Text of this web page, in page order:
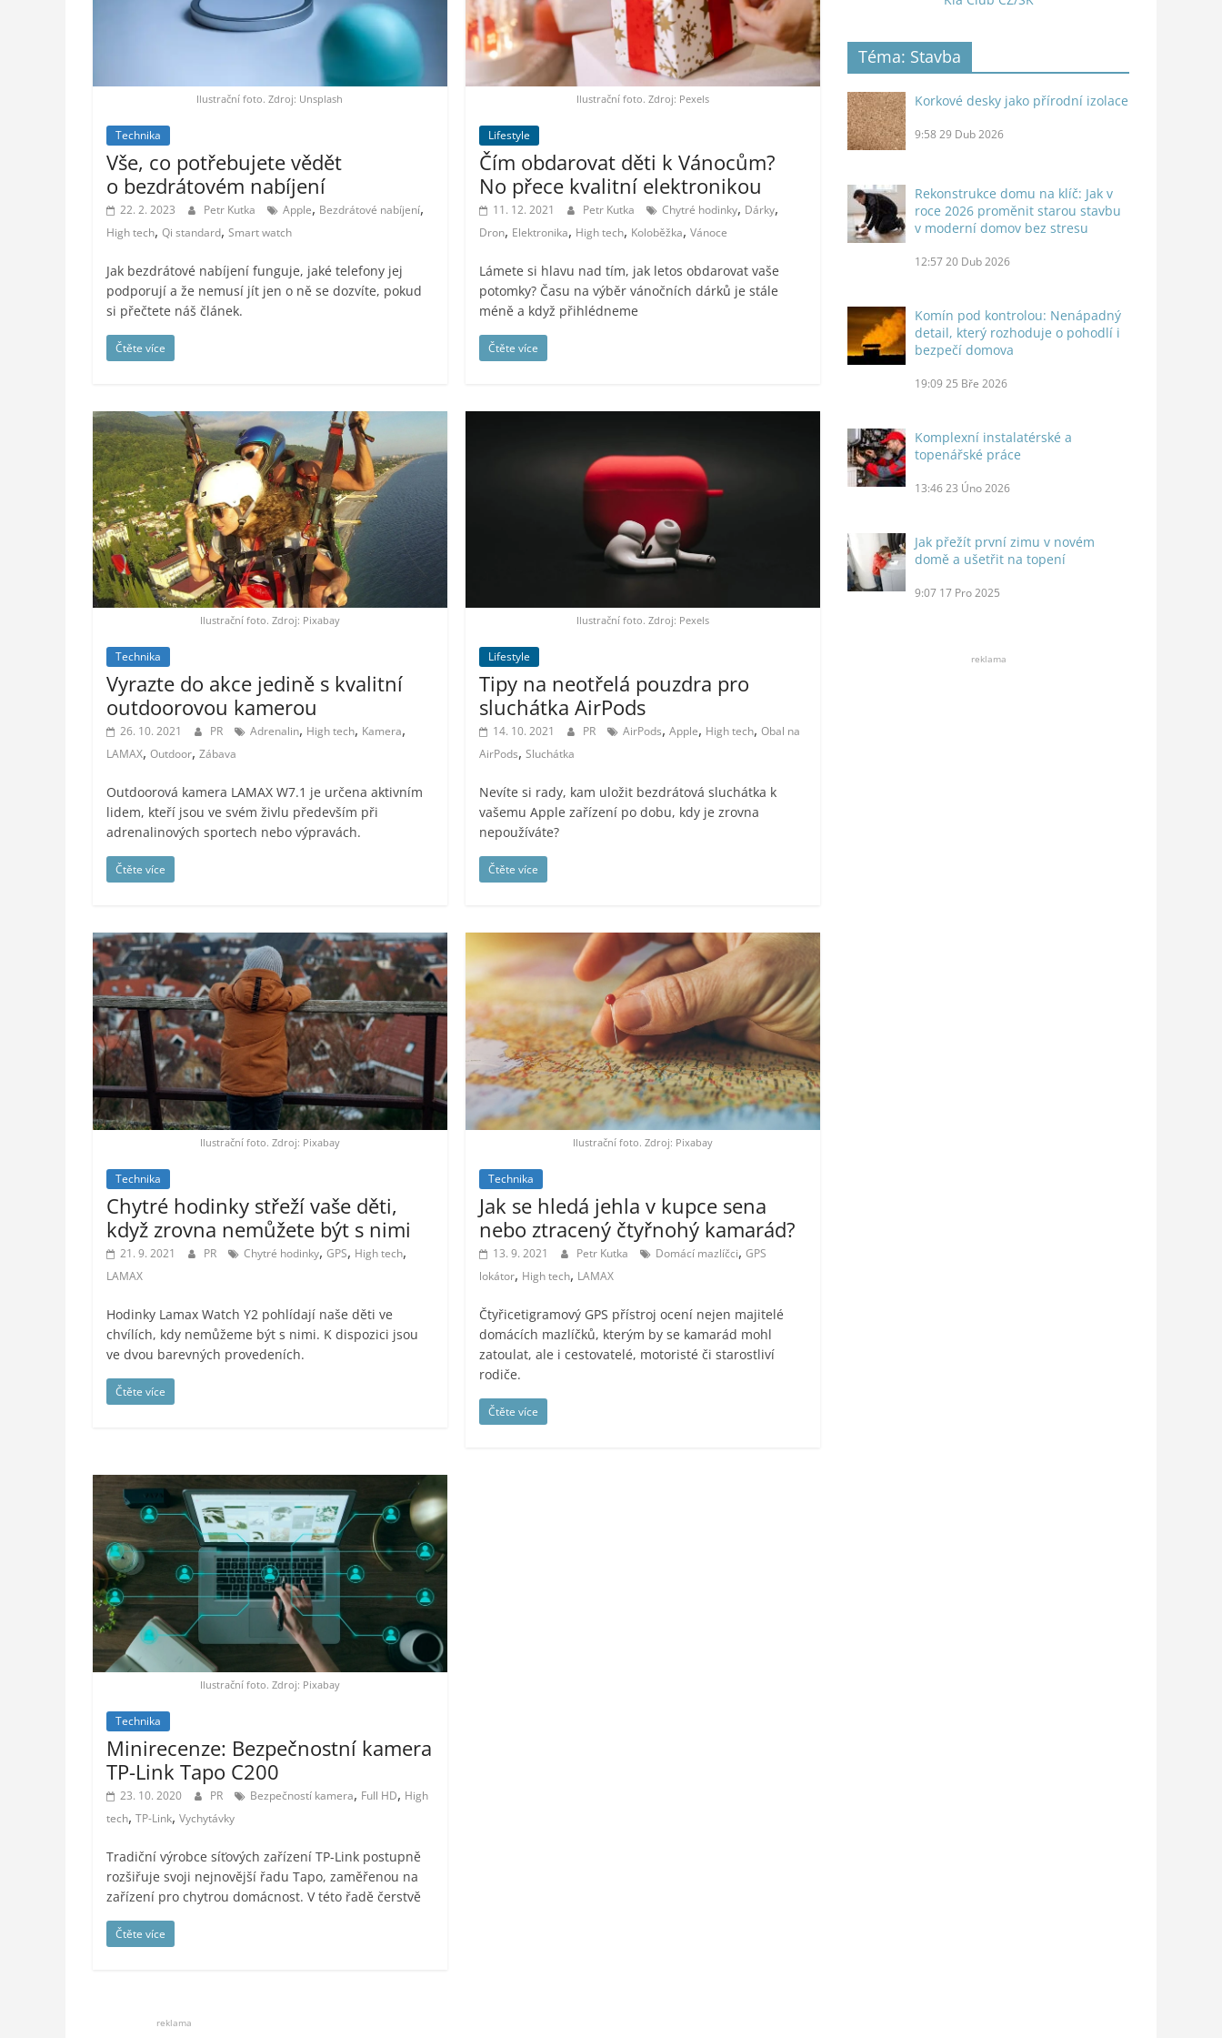
Ilustrační foto. Zdroj: Unsplash
Technika
Vše, co potřebujete vědět
o bezdrátovém nabíjení
22. 2. 2023 Petr Kutka Apple, Bezdrátové nabíjení,
High tech, Qi standard, Smart watch
Jak bezdrátové nabíjení funguje, jaké telefony jej
podporují a že nemusí jít jen o ně se dozvíte, pokud
si přečtete náš článek.
Čtěte více
Ilustrační foto. Zdroj: Pexels
Lifestyle
Čím obdarovat děti k Vánocům?
No přece kvalitní elektronikou
11. 12. 2021 Petr Kutka Chytré hodinky, Dárky,
Dron, Elektronika, High tech, Koloběžka,Vánoce
Lámete si hlavu nad tím, jak letos obdarovat vaše
potomky? Času na výběr vánočních dárků je stále
méně a když přihlédneme
Čtěte více
Ilustrační foto. Zdroj: Pixabay
Technika
Vyrazte do akce jedině s kvalitní
outdoorovou kamerou
26. 10. 2021 PR Adrenalin, High tech, Kamera,
LAMAX, Outdoor, Zábava
Outdoorová kamera LAMAX W7.1 je určena aktivním
lidem, kteří jsou ve svém živlu především při
adrenalinových sportech nebo výpravách.
Čtěte více
Ilustrační foto. Zdroj: Pexels
Lifestyle
Tipy na neotřelá pouzdra pro
sluchátka AirPods
14. 10. 2021 PR AirPods,Apple, High tech,Obal na
AirPods,Sluchátka
Nevíte si rady, kam uložit bezdrátová sluchátka k
vašemu Apple zařízení po dobu, kdy je zrovna
nepoužíváte?
Čtěte více
Ilustrační foto. Zdroj: Pixabay
Technika
Chytré hodinky střeží vaše děti,
když zrovna nemůžete být s nimi
21. 9. 2021 PR Chytré hodinky, GPS, High tech,
LAMAX
Hodinky Lamax Watch Y2 pohlídají naše děti ve
chvílích, kdy nemůžeme být s nimi. K dispozici jsou
ve dvou barevných provedeních.
Čtěte více
Ilustrační foto. Zdroj: Pixabay
Technika
Jak se hledá jehla v kupce sena
nebo ztracený čtyřnohý kamarád?
13. 9. 2021 Petr Kutka Domácí mazlíčci,GPS
lokátor, High tech, LAMAX
Čtyřicetigramový GPS přístroj ocení nejen majitelé
domácích mazlíčků, kterým by se kamarád mohl
zatoulat, ale i cestovatelé, motoristé či starostliví
rodiče.
Čtěte více
Ilustrační foto. Zdroj: Pixabay
Technika
Minirecenze: Bezpečnostní kamera
TP-Link Tapo C200
23. 10. 2020 PR Bezpečností kamera, Full HD, High
tech, TP-Link, Vychytávky
Tradiční výrobce síťových zařízení TP-Link postupně
rozšiřuje svoji nejnovější řadu Tapo, zaměřenou na
zařízení pro chytrou domácnost. V této řadě čerstvě
Čtěte více
Téma: Stavba
Korkové desky jako přírodní izolace
9:58 29 Dub 2026
Rekonstrukce domu na klíč: Jak v
roce 2026 proměnit starou stavbu
v moderní domov bez stresu
12:57 20 Dub 2026
Komín pod kontrolou: Nenápadný
detail, který rozhoduje o pohodlí i
bezpečí domova
19:09 25 Bře 2026
Komplexní instalatérské a
topenářské práce
13:46 23 Úno 2026
Jak přežít první zimu v novém
domě a ušetřit na topení
9:07 17 Pro 2025
reklama
reklama